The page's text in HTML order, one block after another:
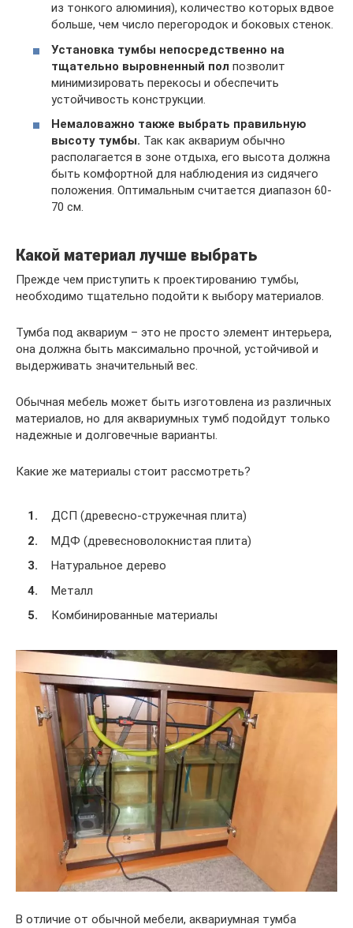
из тонкого алюминия), количество которых вдвое
больше, чем число перегородок и боковых стенок.
Установка тумбы непосредственно на
тщательно выровненный пол позволит
минимизировать перекосы и обеспечить
устойчивость конструкции.
Немаловажно также выбрать правильную
высоту тумбы. Так как аквариум обычно
располагается в зоне отдыха, его высота должна
быть комфортной для наблюдения из сидячего
положения. Оптимальным считается диапазон 60-
70 см.
Какой материал лучше выбрать
Прежде чем приступить к проектированию тумбы,
необходимо тщательно подойти к выбору материалов.
Тумба под аквариум – это не просто элемент интерьера,
она должна быть максимально прочной, устойчивой и
выдерживать значительный вес.
Обычная мебель может быть изготовлена из различных
материалов, но для аквариумных тумб подойдут только
надежные и долговечные варианты.
Какие же материалы стоит рассмотреть?
ДСП (древесно-стружечная плита)
МДФ (древесноволокнистая плита)
Натуральное дерево
Металл
Комбинированные материалы
В отличие от обычной мебели, аквариумная тумба